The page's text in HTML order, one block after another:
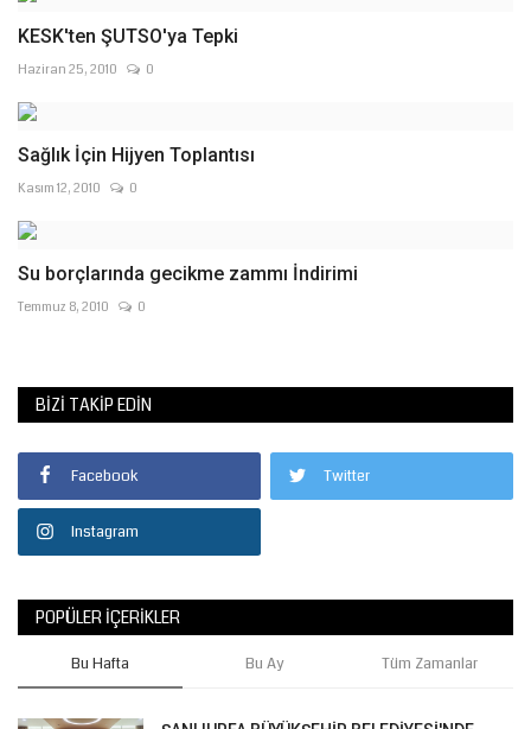
KESK'ten ŞUTSO'ya Tepki
Haziran 25, 2010 0
Kasım 12, 2010 0
Su borçlarında gecikme zammı İndirimi
Temmuz 8, 2010 0
BIZI TAKIP EDIN
Facebook Twitter
Instagram
POPÜLER İÇERIKLER
Bu Hafta Bu Ay Tüm Zamanlar